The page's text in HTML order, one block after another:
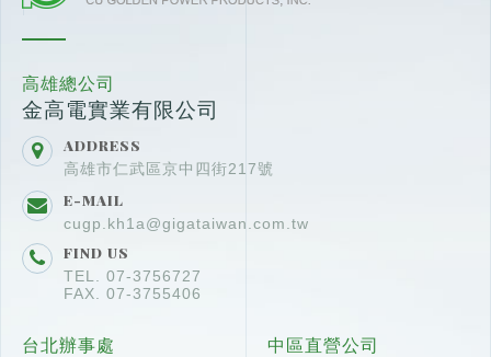
高雄總公司
金高電實業有限公司
ADDRESS
高雄市仁武區京中四街217號
E-MAIL
cugp.kh1a@gigataiwan.com.tw
FIND US
TEL. 07-3756727
FAX. 07-3755406
台北辦事處 中區直營公司